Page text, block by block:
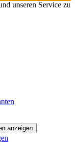
unseren Service zu
anzeigen